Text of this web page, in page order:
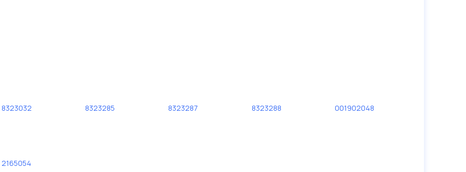
8323032 8323285 8323287 8323288
001902048
2165054